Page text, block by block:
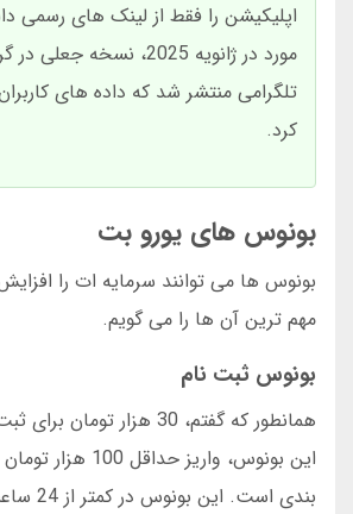
اپلیکیشن را فقط از لینک های رسمی
مورد در ژانویه 2025، نسخه
تلگرامی منتشر شد که داده های
کرد.
بونوس های یورو بت
بونوس ها می توانند سرمایه ات را
مهم ترین آن ها را می گویم.
بونوس ثبت نام
همانطور که گفتم، 30 هزار
این بونوس، واریز
بندی